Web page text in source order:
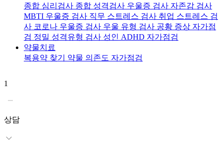
종합 심리검사 종합 성격검사 우울증 검사 자존감 검사
MBTI 우울증 검사 직무 스트레스 검사 취업 스트레스 검
사 코로나 우울증 검사 우울 유형 검사 공황 증상 자가점
검 정밀 성격유형 검사 성인 ADHD 자가점검
약물치료
복용약 찾기 약물 의존도 자가점검
1
상담